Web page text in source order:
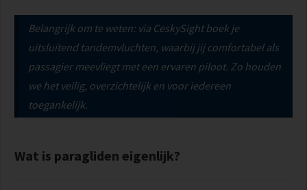
Belangrijk om te weten: via CeskySight boek je
uitsluitend tandemvluchten, waarbij jij comfortabel als
passagier meevliegt met een ervaren piloot. Zo houden
we het veilig, overzichtelijk en voor iedereen
toegankelijk.
Wat is paragliden eigenlijk?